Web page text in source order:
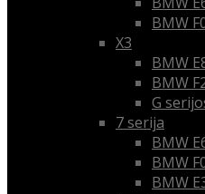
BMW
X3
BMW
BMW
G
7 serija
BMW
BMW
BMW